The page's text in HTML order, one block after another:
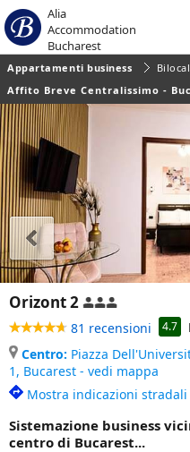
Alia
Accommodation
Bucharest
Appartamenti business
Affito Breve Centralissimo -
Orizont 2
81 recensioni 4.7
Centro: Piazza
1, Bucarest - vedi mappa
Mostra indicazioni stradali
Sistemazione business
centro di Bucarest...